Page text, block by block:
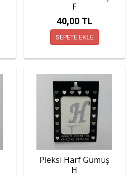
F
40,00 TL
SEPETE EKLE
Pleksi Harf Gümüş
H